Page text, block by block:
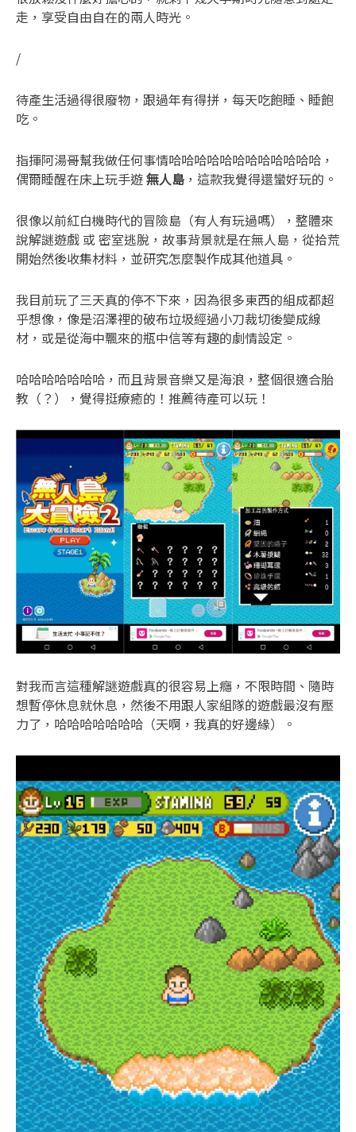
走，享受自由自在的兩人時光。
/
待產生活過得很廢物，跟過年有得拼，每天吃飽睡、睡飽
吃。
指揮阿湯哥幫我做任何事情哈哈哈哈哈哈哈哈哈哈哈哈，
偶爾睡醒在床上玩手遊無人島 ，這款我覺得還蠻好玩的。
很像以前紅白機時代的冒險島（有人有玩過嗎），整體來
說解謎遊戲 或 密室逃脫，故事背景就是在無人島，從拾荒
開始然後收集材料，並研究怎麼製作成其他道具。
我目前玩了三天真的停不下來，因為很多東西的組成都超
乎想像，像是沼澤裡的破布垃圾經過小刀裁切後變成線
材，或是從海中飄來的瓶中信等有趣的劇情設定。
哈哈哈哈哈哈哈，而且背景音樂又是海浪，整個很適合胎
教（？），覺得挺療癒的！推薦待產可以玩！
對我而言這種解謎遊戲真的很容易上癮，不限時間、隨時
想暫停休息就休息，然後不用跟人家組隊的遊戲最沒有壓
力了，哈哈哈哈哈哈哈（天啊，我真的好邊緣）。